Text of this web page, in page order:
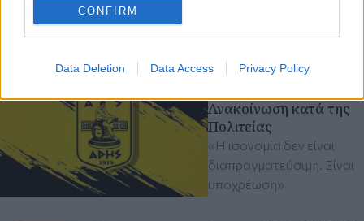
CONFIRM
Data Deletion Data Access Privacy Policy
Παρασκευή 07 Αυγ 2026, 14:24
Ανακοίνωση κατά της
Πολιτείας
«Η ισονομία δεν είναι
διαπραγματεύσιμη. Είναι
υποχρέωση»